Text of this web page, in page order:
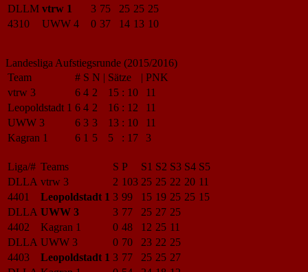
DLLM vtrw 1 3 75 25 25 25
4310
UWW 4 0 37 14 13 10
Landesliga Aufstiegsrunde (2015/2016)
Team
# S N | Sätze | PNK
vtrw 3
6 4 2 15 : 10
11
Leopoldstadt 1 6 4 2 16 : 12
11
UWW 3
6 3 3 13 : 10
11
Kagran 1
6 1 5 5 : 17 3
Liga/# Teams S P S1 S2 S3 S4 S5
DLLA vtrw 3 2 103 25 25 22 20 11
4401
Leopoldstadt 1 3 99 15 19 25 25 15
DLLA UWW 3 3 77 25 27 25
4402
Kagran 1 0 48 12 25 11
DLLA UWW 3 0 70 23 22 25
4403
Leopoldstadt 1 3 77 25 25 27